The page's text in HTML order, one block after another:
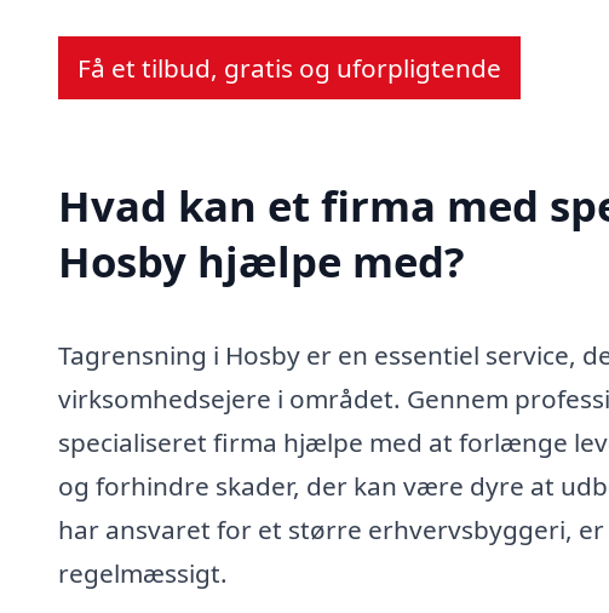
Få et tilbud, gratis og uforpligtende
Hvad kan et firma med
Hosby hjælpe med?
Tagrensning i Hosby er en essentiel service,
virksomhedsejere i området. Gennem
specialiseret firma hjælpe med at forlænge
og forhindre skader, der kan være dyre at
har ansvaret for et større erhvervsbyggeri,
regelmæssigt.